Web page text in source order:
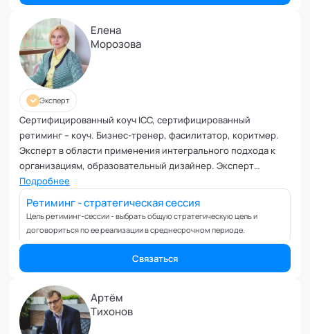
Расставание
Ревность и измена
Самоорганизация и мотивация
Самооценка и уверенность в себе
Секс и сексуальность
Системное мышление
Сложности в общении
Сон
Социализация и адаптация
Спорт и тренировки
Стресс
Токсичные отношения и созависимость
Тревожность
Управление продажами и маркетинг
Управление проектами
Елена
Морозова
Эксперт
Сертифицированный коуч ICC, сертифицированный
ретиминг – коуч. Бизнес-тренер, фасилитатор, коритмер.
Эксперт в области применения интегрального подхода к
организациям, образовательный дизайнер. Эксперт
кафедры "Креативные методологии" Академии социальных
технологий
Подробнее
Ретиминг - стратегическая сессия
Цель ретиминг-сессии - выбрать общую стратегическую цель и
договориться по ее реализации в среднесрочном периоде.
Связаться
Артём
Тихонов